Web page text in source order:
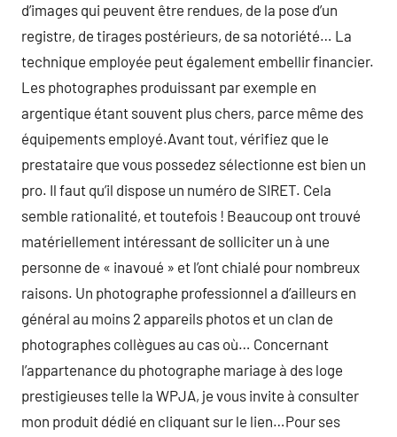
d’images qui peuvent être rendues, de la pose d’un
registre, de tirages postérieurs, de sa notoriété… La
technique employée peut également embellir financier.
Les photographes produissant par exemple en
argentique étant souvent plus chers, parce même des
équipements employé.Avant tout, vérifiez que le
prestataire que vous possedez sélectionne est bien un
pro. Il faut qu’il dispose un numéro de SIRET. Cela
semble rationalité, et toutefois ! Beaucoup ont trouvé
matériellement intéressant de solliciter un à une
personne de « inavoué » et l’ont chialé pour nombreux
raisons. Un photographe professionnel a d’ailleurs en
général au moins 2 appareils photos et un clan de
photographes collègues au cas où… Concernant
l’appartenance du photographe mariage à des loge
prestigieuses telle la WPJA, je vous invite à consulter
mon produit dédié en cliquant sur le lien…Pour ses